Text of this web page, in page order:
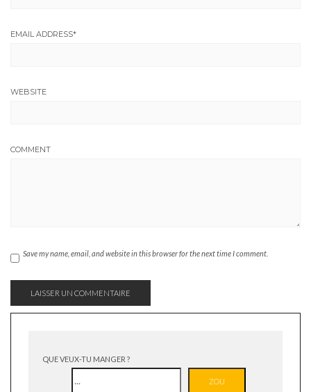
EMAIL ADDRESS*
WEBSITE
COMMENT
Save my name, email, and website in this browser for the next time I comment.
QUE VEUX-TU MANGER ?
ZOU